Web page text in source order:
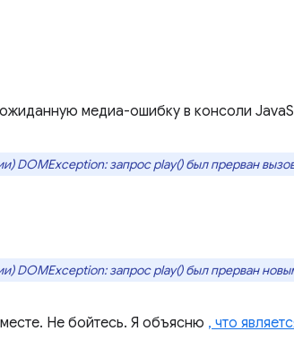
медиа-ошибку в консоли
DOMException: запрос play() был прерван
DOMException: запрос play() был прерван
Не бойтесь. Я объясню , что